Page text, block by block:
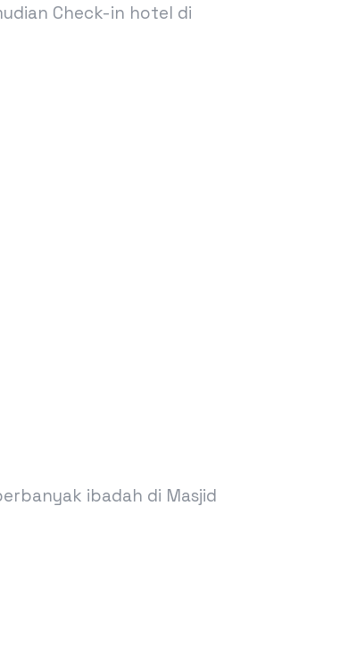
Check-in hotel di
ibadah di Masjid